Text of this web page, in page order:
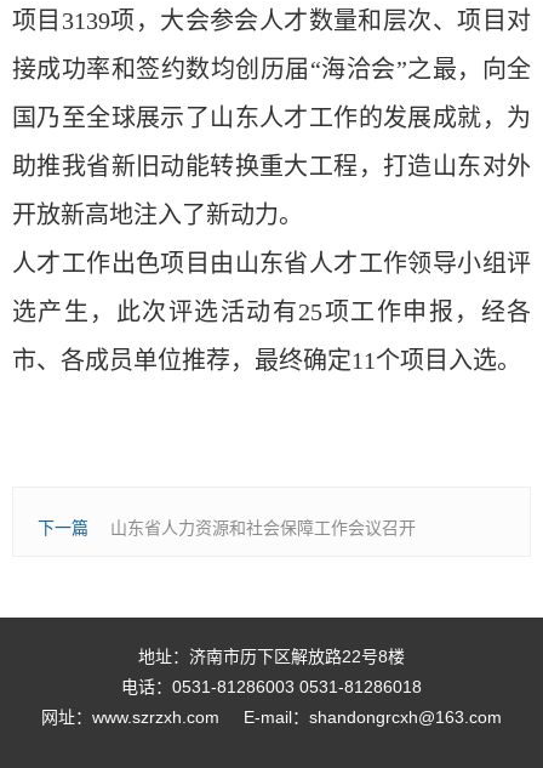
项目3139项 ，大会参会人才数量和层次、项目对
接成功率和签约数均创历届“海洽会”之最，
向全
国乃至全球展示了山东人才工作的发展成就，为
助推我省新旧动能转换重大工程， 打造山东对外
开放新高地注入了新动力。
人才工作出色项目由山东省人才工作领导小组评
选产生，此次评选活动有25项工作申报， 经各
市、各成员单位推荐， 最终确定11个项目 入选。
山东省人力资源和社会保障工作会议召开
下一篇
地址：济南市历下区解放路22号8楼
电话：0531-81286003 0531-81286018
网址：www.szrzxh.com
E-mail：shandongrcxh@163.com